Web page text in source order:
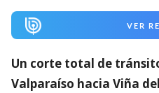
VER
Un corte total de
Valparaíso hacia Viña